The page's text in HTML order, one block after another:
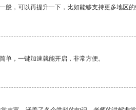
般，可以再提升一下，比如能够支持更多地区的
单，一键加速就能开启，非常方便。